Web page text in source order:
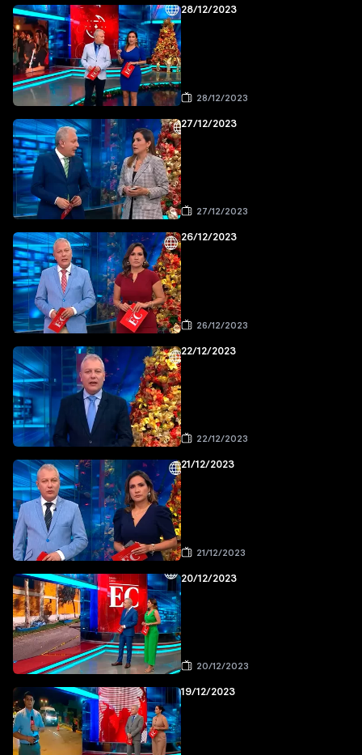
28/12/2023
28/12/2023
27/12/2023
27/12/2023
26/12/2023
26/12/2023
22/12/2023
22/12/2023
21/12/2023
21/12/2023
20/12/2023
20/12/2023
19/12/2023